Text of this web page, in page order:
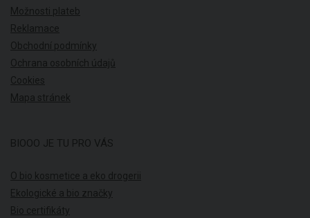
Možnosti plateb
Reklamace
Obchodní podmínky
Ochrana osobních údajů
Cookies
Mapa stránek
BIOOO JE TU PRO VÁS
O bio kosmetice a eko drogerii
Ekologické a bio značky
Bio certifikáty